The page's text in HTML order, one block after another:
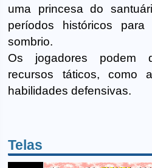
uma princesa do
períodos históricos
sombrio.
Os jogadores podem
recursos táticos, como
habilidades defensivas.
Telas